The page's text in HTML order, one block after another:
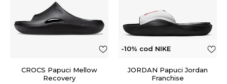
CROCS Papuci Mellow
Recovery
-10% cod NIKE
JORDAN Papuci Jordan
Franchise